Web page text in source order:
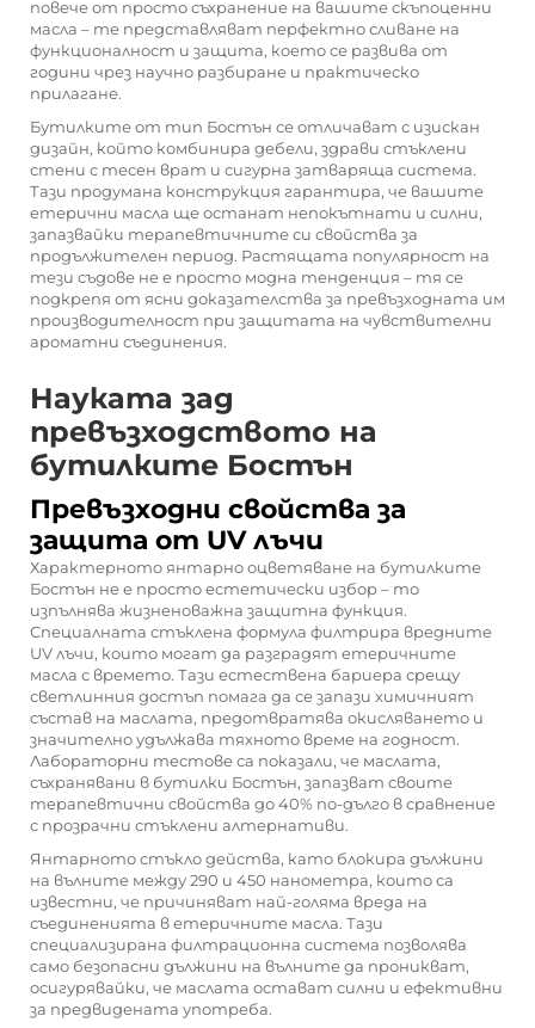
повече от просто съхранение на вашите скъпоценни
масла – те представляват перфектно сливане на
функционалност и защита, което се развива от
години чрез научно разбиране и практическо
прилагане.
Бутилките от тип Бостън се отличават с изискан
дизайн, който комбинира дебели, здрави стъклени
стени с тесен врат и сигурна затваряща система.
Тази продумана конструкция гарантира, че вашите
етерични масла ще останат непокътнати и силни,
запазвайки терапевтичните си свойства за
продължителен период. Растящата популярност на
тези съдове не е просто модна тенденция – тя се
подкрепя от ясни доказателства за превъзходната им
производителност при защитата на чувствителни
ароматни съединения.
Науката зад
превъзходството на
бутилките Бостън
Превъзходни свойства за
защита от UV лъчи
Характерното янтарно оцветяване на бутилките
Бостън не е просто естетически избор – то
изпълнява жизненоважна защитна функция.
Специалната стъклена формула филтрира вредните
UV лъчи, които могат да разградят етеричните
масла с времето. Тази естествена бариера срещу
светлинния достъп помага да се запази химичният
състав на маслата, предотвратява окисляването и
значително удължава тяхното време на годност.
Лабораторни тестове са показали, че маслата,
съхранявани в бутилки Бостън, запазват своите
терапевтични свойства до 40% по-дълго в сравнение
с прозрачни стъклени алтернативи.
Янтарното стъкло действа, като блокира дължини
на вълните между 290 и 450 нанометра, които са
известни, че причиняват най-голяма вреда на
съединенията в етеричните масла. Тази
специализирана филтрационна система позволява
само безопасни дължини на вълните да проникват,
осигурявайки, че маслата остават силни и ефективни
за предвидената употреба.